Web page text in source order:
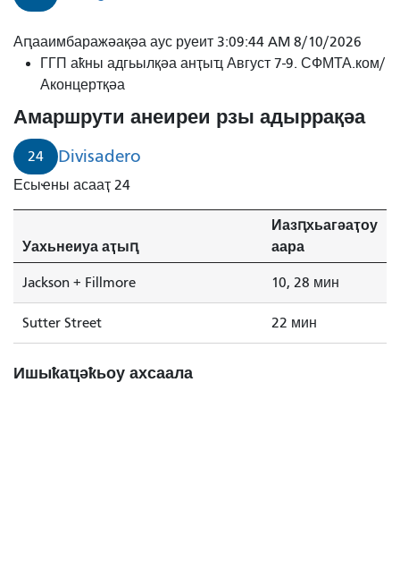
Аԥааимбаражәақәа аус руеит 3:09:44 AM 8/10/2026
ГГП аҟны адгьылқәа анҭыҵ Август 7-9. СФМТА.ком/
Аконцертқәа
Амаршрути анеиреи рзы адыррақәа
24 Divisadero
Есыҽны асааҭ 24
Уахьнеиуа аҭыԥ
Иазԥхьагәаҭоу
аара
Jackson + Fillmore 10, 28 мин
Sutter Street 22 мин
Ишыҟаҵәҟьоу ахсаала